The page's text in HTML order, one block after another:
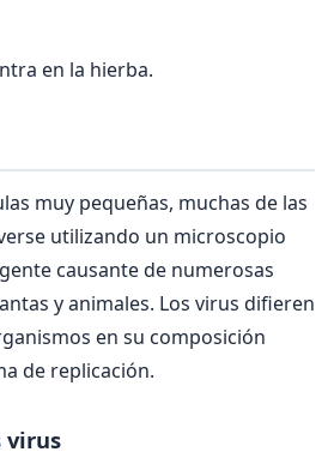
en la hierba.
muy pequeñas, muchas de las
utilizando un microscopio
causante de numerosas
y animales. Los virus difieren
en su composición
de replicación.
virus